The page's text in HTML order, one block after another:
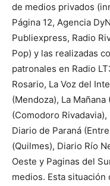
de medios privados
Página 12, Agencia
Publiexpress, Radio
Pop) y las realizadas
patronales en Radio
Rosario, La Voz del
(Mendoza), La
(Comodoro
Diario de Paraná
(Quilmes), Diario Río
Oeste y Paginas del
medios. Esta situación